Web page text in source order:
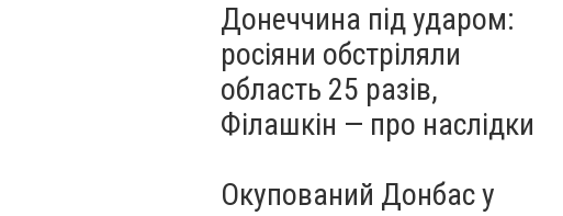
Донеччина під ударом:
росіяни обстріляли
область 25 разів,
Філашкін — про наслідки
Окупований Донбас у